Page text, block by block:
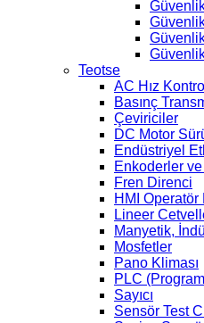
Teotse
AC Hız
Basınç
Çeviriciler
DC Motor
Endüstriyel
Enkoderler
Fren Direnci
HMI Operatör
Lineer
Manyetik,
Mosfetler
Pano Kliması
PLC
Sayıcı
Sensör Test